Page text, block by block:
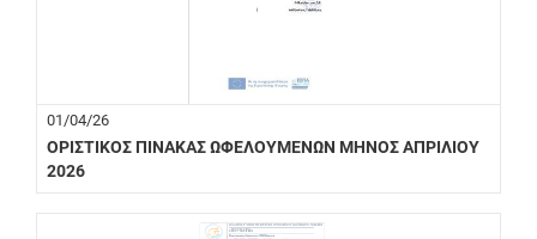
01/04/26
ΟΡΙΣΤΙΚΟΣ ΠΙΝΑΚΑΣ ΩΦΕΛΟΥΜΕΝΩΝ ΜΗΝΟΣ ΑΠΡΙΛΙΟΥ
2026